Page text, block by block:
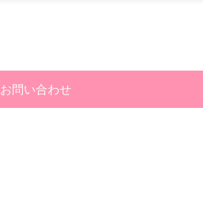
お問い合わせ